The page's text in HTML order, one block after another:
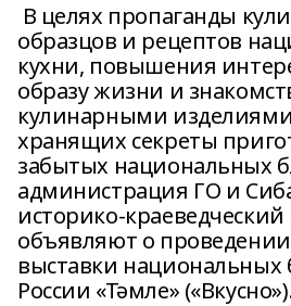
В целях пропаганды
образцов и рецептов
кухни, повышения
образу жизни и
кулинарными
хранящих секреты
забытых национальных
администрация ГО и
историко-краеведческий
объявляют о проведении
выставки национальных
России «Тәмле»